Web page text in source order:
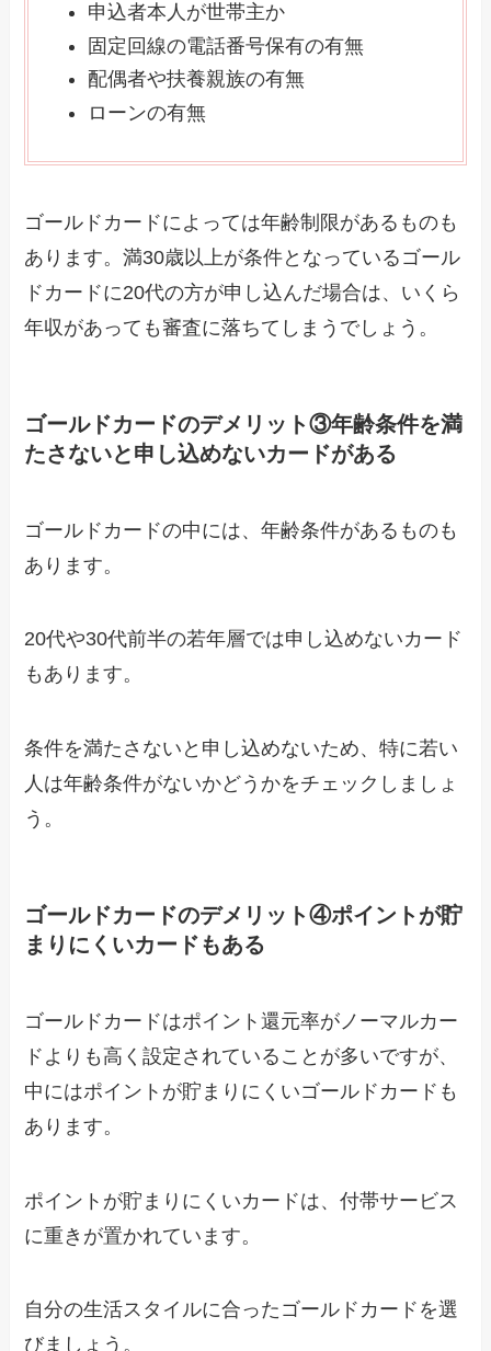
申込者本人が世帯主か
固定回線の電話番号保有の有無
配偶者や扶養親族の有無
ローンの有無
ゴールドカードによっては年齢制限があるものも
あります。満30歳以上が条件となっているゴール
ドカードに20代の方が申し込んだ場合は、いくら
年収があっても審査に落ちてしまうでしょう。
ゴールドカードのデメリット③年齢条件を満
たさないと申し込めないカードがある
ゴールドカードの中には、年齢条件があるものも
あります。
20代や30代前半の若年層では申し込めないカード
もあります。
条件を満たさないと申し込めないため、特に若い
人は年齢条件がないかどうかをチェックしましょ
う。
ゴールドカードのデメリット④ポイントが貯
まりにくいカードもある
ゴールドカードはポイント還元率がノーマルカー
ドよりも高く設定されていることが多いですが、
中にはポイントが貯まりにくいゴールドカードも
あります。
ポイントが貯まりにくいカードは、付帯サービス
に重きが置かれています。
自分の生活スタイルに合ったゴールドカードを選
びましょう。